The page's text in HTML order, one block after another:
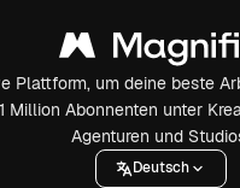
Plattform, um deine beste
Million Abonnenten unter
Agenturen und
Deutsch